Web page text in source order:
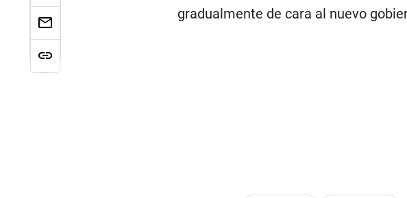
gradualmente de cara al nuevo